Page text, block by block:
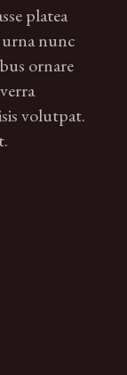
platea
nunc
ornare
volutpat.